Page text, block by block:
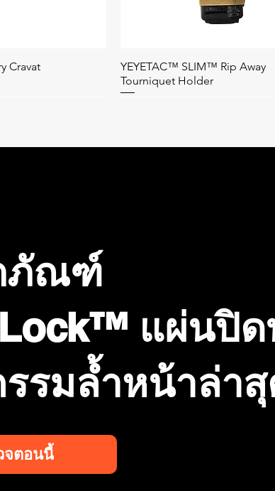
ลด่วน
Cravat ดูข้อมูลด่วน
YEYETAC™ SLIM™ Rip Away
Tourniquet Holder
ลด่วน
Shears ดูข้อมูลด่วน
YEYETAC™ Outdoor Survival Kit
ลด่วน
Nasopharyngeal
28Fr
ดูข้อมูลด่วน
YEYETAC™ XL Survival Blanket
Brown
ภัณฑ์
แผ่นปิ
รมล้ำหน้าล่าสุ
จตอนนี้